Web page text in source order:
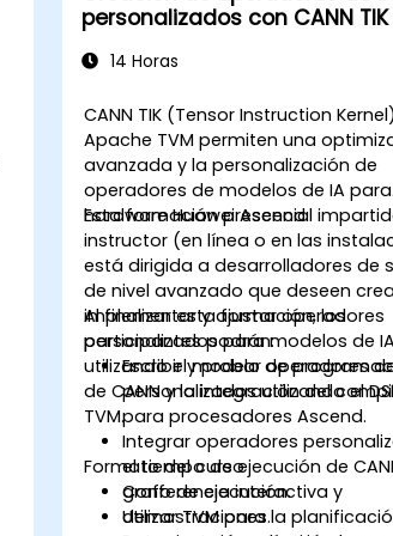
personalizados con CANN TIK
14 Horas
CANN TIK (Tensor Instruction
Apache TVM permiten una
avanzada y la personalización de
operadores de modelos de IA para
hardware Huawei Ascend.
Esta formación presencial
instructor (en línea o en las
está dirigida a desarrolladores de
de nivel avanzado que deseen
implementar y ajustar operadores
personalizados para modelos de IA
utilizando el modelo de
de CANN y la integración del
TVM.
Al finalizar esta formación, los
participantes podrán:
Escribir y probar operadores
personalizados utilizando el
para procesadores Ascend.
Integrar operadores
el tiempo de ejecución de
grafo de ejecución.
Utilizar TVM para la
Formato del curso
Conferencia interactiva y
demostraciones.